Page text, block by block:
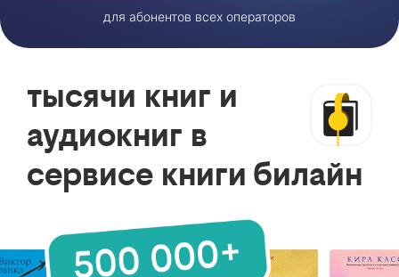
для абонентов всех операторов
тысячи книг и
аудиокниг в
сервисе книги билайн